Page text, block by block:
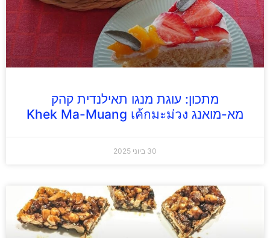
מתכון: עוגת מנגו תאילנדית קהק
מא-מואנג Khek Ma-Muang เค้กมะม่วง
30 ביוני 2025